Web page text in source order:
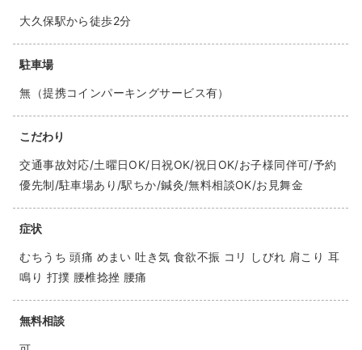
大久保駅から徒歩2分
駐車場
無（提携コインパーキングサービス有）
こだわり
交通事故対応/土曜日OK/日祝OK/祝日OK/お子様同伴可/予約
優先制/駐車場あり/駅ちか/鍼灸/無料相談OK/お見舞金
症状
むちうち 頭痛 めまい 吐き気 食欲不振 コリ しびれ 肩こり 耳
鳴り 打撲 腰椎捻挫 腰痛
無料相談